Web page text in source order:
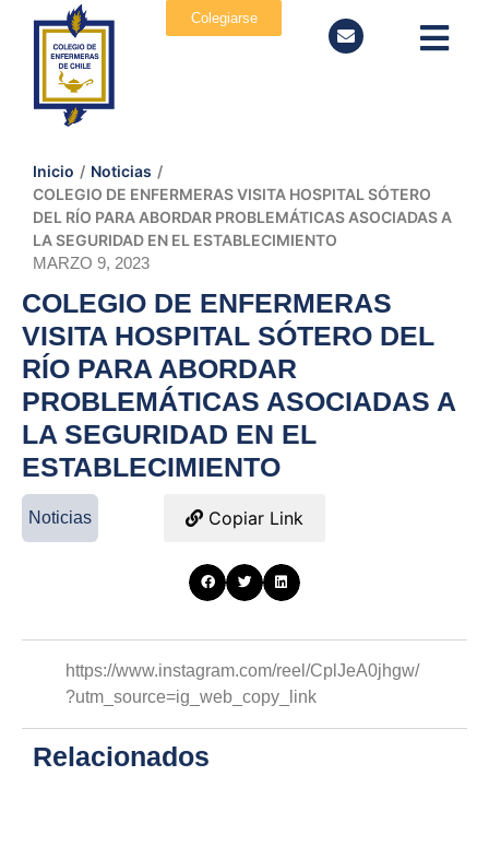
Colegiarse
Inicio / Noticias /
COLEGIO DE ENFERMERAS VISITA HOSPITAL SÓTERO
DEL RÍO PARA ABORDAR PROBLEMÁTICAS ASOCIADAS A
LA SEGURIDAD EN EL ESTABLECIMIENTO
MARZO 9, 2023
COLEGIO DE ENFERMERAS
VISITA HOSPITAL SÓTERO DEL
RÍO PARA ABORDAR
PROBLEMÁTICAS ASOCIADAS A
LA SEGURIDAD EN EL
ESTABLECIMIENTO
Noticias Copiar Link
https://www.instagram.com/reel/CplJeA0jhgw/
?utm_source=ig_web_copy_link
Relacionados